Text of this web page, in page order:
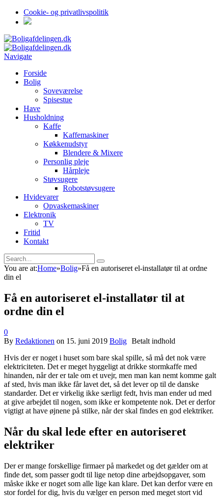
Cookie- og privatlivspolitik
Navigate
Forside
Bolig
Soveværelse
Spisestue
Have
Husholdning
Kaffe
Kaffemaskiner
Køkkenudstyr
Blendere & Mixere
Personlig pleje
Hårpleje
Støvsugere
Robotstøvsugere
Hvidevarer
Opvaskemaskiner
Elektronik
TV
Fritid
Kontakt
You are at:Home»Bolig»Få en autoriseret el-installatør til at ordne
din el
Få en autoriseret el-installatør til at
ordne din el
0
By Redaktionen on 15. juni 2019 Bolig
Hvis der er noget i huset som bare skal spille, så må det nok være
elektriciteten. Det er meget hyggeligt at drikke stormkaffe med
hinanden, når der er tale om et uvejr, men man kan nemt komme galt
af sted, hvis man ikke får lavet det, så det lever op til de danske
standarder. Det er virkelig ikke særligt fedt, hvis man ender ud med
at give arbejdet til nogen, som ikke er kompetente nok. Det er derfor
vigtigt at have øjnene på stilke, når der skal findes en god elektriker.
Når du skal lede efter en autoriseret
elektriker
Der er mange forskellige firmaer på markedet og det gælder om at
finde det, som passer godt til lige netop dine arbejdsopgaver, som
måske ikke er noget som alle lige kan klare. Det kan derfor være en
stor fordel for dig, hvis du vælger en person med meget stort vid